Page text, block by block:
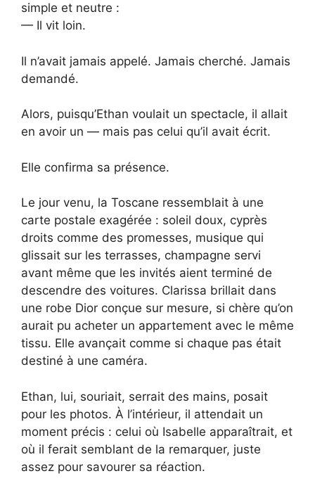
simple et neutre :
— Il vit loin.
Il n’avait jamais appelé. Jamais cherché. Jamais
demandé.
Alors, puisqu’Ethan voulait un spectacle, il allait
en avoir un — mais pas celui qu’il avait écrit.
Elle confirma sa présence.
Le jour venu, la Toscane ressemblait à une
carte postale exagérée : soleil doux, cyprès
droits comme des promesses, musique qui
glissait sur les terrasses, champagne servi
avant même que les invités aient terminé de
descendre des voitures. Clarissa brillait dans
une robe Dior conçue sur mesure, si chère qu’on
aurait pu acheter un appartement avec le même
tissu. Elle avançait comme si chaque pas était
destiné à une caméra.
Ethan, lui, souriait, serrait des mains, posait
pour les photos. À l’intérieur, il attendait un
moment précis : celui où Isabelle apparaîtrait, et
où il ferait semblant de la remarquer, juste
assez pour savourer sa réaction.